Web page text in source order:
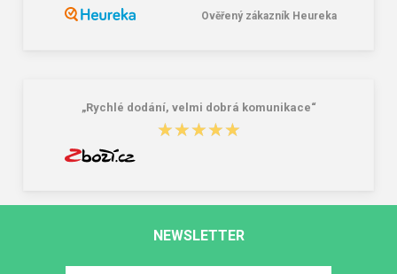
Ověřený zákazník Heureka
„Rychlé dodání, velmi dobrá komunikace“
★★★★★
★★★★★
NEWSLETTER